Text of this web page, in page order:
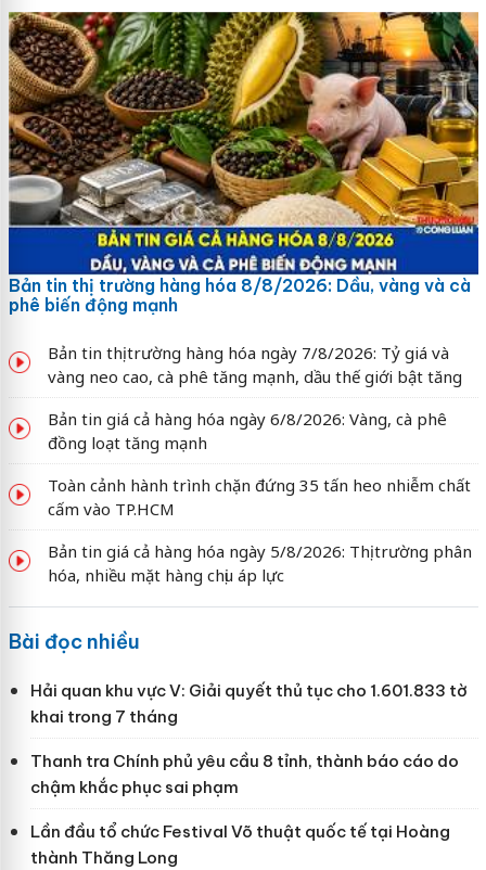
Bản tin thị trường hàng hóa 8/8/2026: Dầu, vàng và cà
phê biến động mạnh
Bản tin thị trường hàng hóa ngày 7/8/2026: Tỷ giá và
vàng neo cao, cà phê tăng mạnh, dầu thế giới bật tăng
Bản tin giá cả hàng hóa ngày 6/8/2026: Vàng, cà phê
đồng loạt tăng mạnh
Toàn cảnh hành trình chặn đứng 35 tấn heo nhiễm chất
cấm vào TP.HCM
Bản tin giá cả hàng hóa ngày 5/8/2026: Thị trường phân
hóa, nhiều mặt hàng chịu áp lực
Bài đọc nhiều
Hải quan khu vực V: Giải quyết thủ tục cho 1.601.833 tờ
khai trong 7 tháng
Thanh tra Chính phủ yêu cầu 8 tỉnh, thành báo cáo do
chậm khắc phục sai phạm
Lần đầu tổ chức Festival Võ thuật quốc tế tại Hoàng
thành Thăng Long